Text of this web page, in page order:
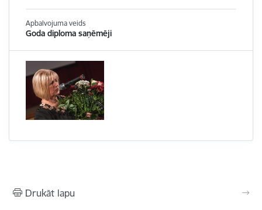
Apbalvojuma veids
Goda diploma saņēmēji
Drukāt lapu